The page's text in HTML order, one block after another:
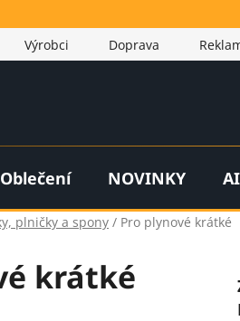
Výrobci Doprava
Oblečení NOVINKY
plničky a spony / Pro plynové krátké
krátké